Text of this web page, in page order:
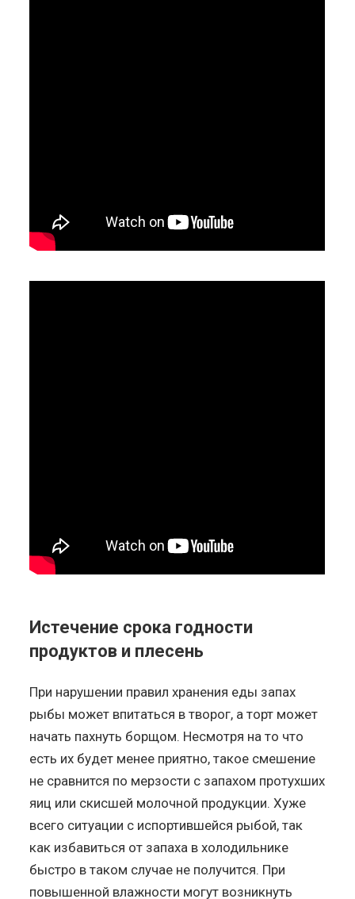
Истечение срока годности
продуктов и плесень
При нарушении правил хранения еды запах
рыбы может впитаться в творог, а торт может
начать пахнуть борщом. Несмотря на то что
есть их будет менее приятно, такое смешение
не сравнится по мерзости с запахом протухших
яиц или скисшей молочной продукции. Хуже
всего ситуации с испортившейся рыбой, так
как избавиться от запаха в холодильнике
быстро в таком случае не получится. При
повышенной влажности могут возникнуть